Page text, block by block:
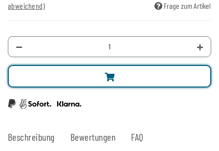
abweichend)
Frage zum Artikel
Beschreibung Bewertungen
FAQ